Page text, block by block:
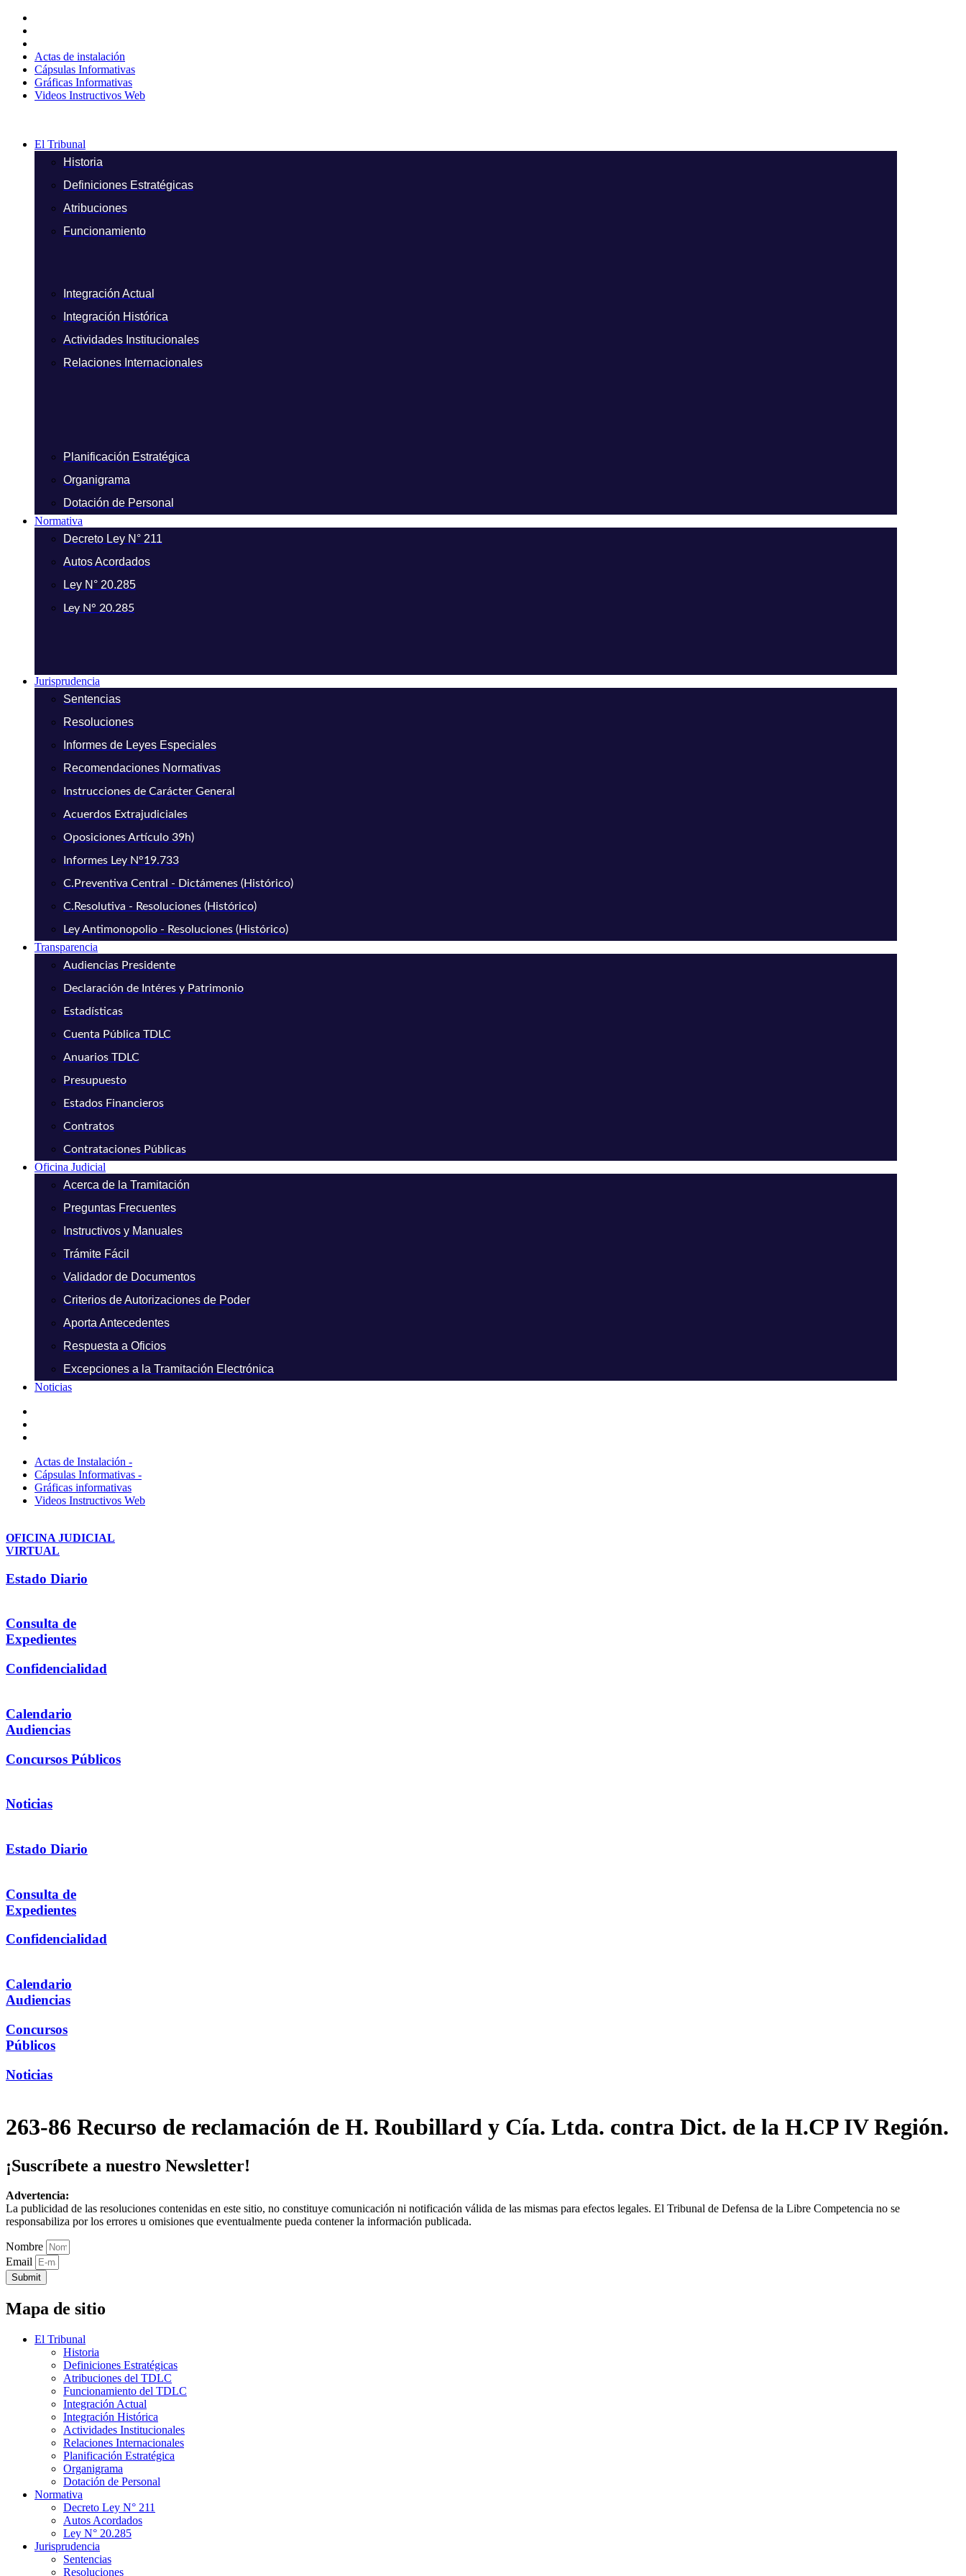
contenido
Actas de instalación
Cápsulas Informativas
Gráficas Informativas
Videos Instructivos Web
El Tribunal
Historia
Definiciones Estratégicas
Atribuciones
Funcionamiento
Integración Actual
Integración Histórica
Actividades Institucionales
Relaciones Internacionales
Planificación Estratégica
Organigrama
Dotación de Personal
Normativa
Decreto Ley N° 211
Autos Acordados
Ley N° 20.285
Ley N° 20.285
Jurisprudencia
Sentencias
Resoluciones
Informes de Leyes Especiales
Recomendaciones Normativas
Instrucciones de Carácter General
Acuerdos Extrajudiciales
Oposiciones Artículo 39h)
Informes Ley N°19.733
C.Preventiva Central - Dictámenes (Histórico)
C.Resolutiva - Resoluciones (Histórico)
Ley Antimonopolio - Resoluciones (Histórico)
Transparencia
Audiencias Presidente
Declaración de Intéres y Patrimonio
Estadísticas
Cuenta Pública TDLC
Anuarios TDLC
Presupuesto
Estados Financieros
Contratos
Contrataciones Públicas
Oficina Judicial
Acerca de la Tramitación
Preguntas Frecuentes
Instructivos y Manuales
Trámite Fácil
Validador de Documentos
Criterios de Autorizaciones de Poder
Aporta Antecedentes
Respuesta a Oficios
Excepciones a la Tramitación Electrónica
Noticias
Actas de Instalación -
Cápsulas Informativas -
Gráficas informativas
Videos Instructivos Web
OFICINA JUDICIAL
VIRTUAL
Estado Diario
Consulta de
Expedientes
Confidencialidad
Calendario
Audiencias
Concursos Públicos
Noticias
Estado Diario
Consulta de
Expedientes
Confidencialidad
Calendario
Audiencias
Concursos
Públicos
Noticias
263-86 Recurso de reclamación de H. Roubillard y Cía. Ltda. contra Dict. de la H.CP IV Región.
¡Suscríbete a nuestro Newsletter!
Advertencia:
La publicidad de las resoluciones contenidas en este sitio, no constituye comunicación ni notificación válida de las mismas para efectos legales. El Tribunal de Defensa de la Libre Competencia no se
responsabiliza por los errores u omisiones que eventualmente pueda contener la información publicada.
Nombre
Email
Submit
Mapa de sitio
El Tribunal
Historia
Definiciones Estratégicas
Atribuciones del TDLC
Funcionamiento del TDLC
Integración Actual
Integración Histórica
Actividades Institucionales
Relaciones Internacionales
Planificación Estratégica
Organigrama
Dotación de Personal
Normativa
Decreto Ley N° 211
Autos Acordados
Ley N° 20.285
Jurisprudencia
Sentencias
Resoluciones